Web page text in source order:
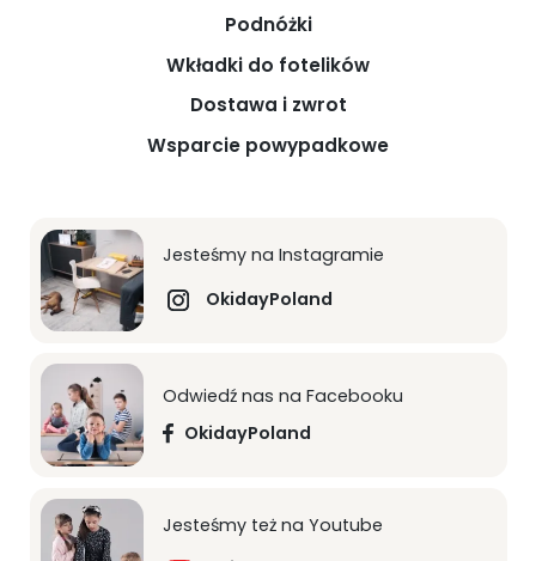
Podnóżki
Wkładki do fotelików
Dostawa i zwrot
Wsparcie powypadkowe
Jesteśmy na Instagramie
OkidayPoland
Odwiedź nas na Facebooku
OkidayPoland
Jesteśmy też na Youtube